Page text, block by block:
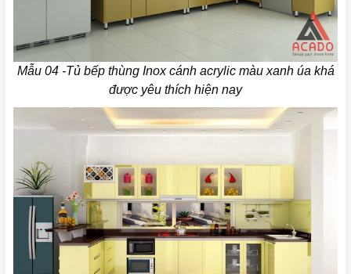
Mẫu 04 -Tủ bếp thùng Inox cánh acrylic màu xanh úa khá
được yêu thích hiện nay